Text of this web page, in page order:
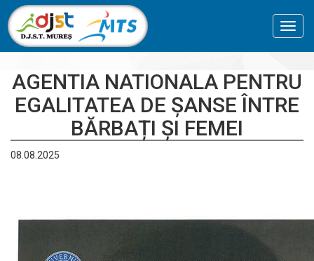
AGENTIA NATIONALA PENTRU
EGALITATEA DE ȘANSE ÎNTRE
BĂRBAȚI ȘI FEMEI
08.08.2025